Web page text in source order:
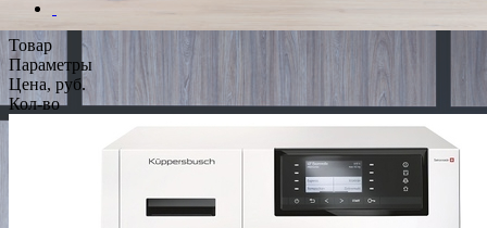
Товар
Параметры
Цена, руб.
Кол-во